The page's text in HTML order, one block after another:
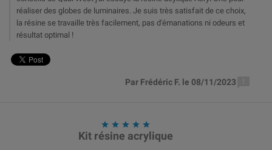
réaliser des globes de luminaires. Je suis très satisfait de ce choix,
la résine se travaille très facilement, pas d'émanations ni odeurs et
résultat optimal !
Par Frédéric F. le 08/11/2023
    
Kit résine acrylique